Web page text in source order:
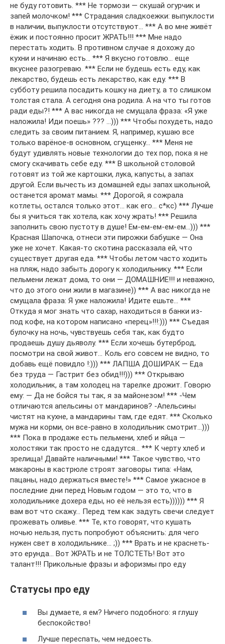
не буду готовить. *** Не тормози — скушай огурчик и
запей молочком! *** Страдания сладкоежки: выпуклости
в наличии, выпуклости отсутствуют… *** А во мне живёт
ёжик и постоянно просит ЖРАТЬ!!! *** Мне надо
перестать ходить. В противном случае я дохожу до
кухни и начинаю есть… *** Я вкусно готовлю… еще
вкуснее разогреваю. *** Если не будешь есть еду, как
лекарство, будешь есть лекарство, как еду. *** В
субботу решила посадить кошку на диету, а то слишком
толстая стала. А сегодня она родила. А на что ты готов
ради еды?! *** А вас никогда не смущала фраза: «Я уже
наложила! Иди поешь» ??? …))) *** Чтобы похудеть, надо
следить за своим питанием. Я, например, кушаю все
только варёное-в основном, сгущенку… *** Меня не
будут удивлять новые технологии до тех пор, пока я не
смогу скачивать себе еду. *** В школьной столовой
готовят из той же картошки, лука, капусты, а запах
другой. Если вычесть из домашней еды запах школьной,
останется аромат мамы. *** Дорогой, я сожрала
котлеты, остался только этот… как его… с*кс) *** Лучше
бы я учиться так хотела, как хочу жрать! *** Решила
заполнить свою пустоту в душе! Ем-ем-ем-ем-ем…))) ***
Красная Шапочка, отнеси эти пирожки бабушке — Она
уже не хочет. Какая-то скотина рассказала ей, что
существует другая еда. *** Чтобы летом часто ходить
на пляж, надо забыть дорогу к холодильнику. *** Если
пельмени лежат дома, то они — ДОМАШНИЕ!!! и неважно,
что до этого они жили в магазине)) *** А вас никогда не
смущала фраза: Я уже наложила! Идите ешьте… ***
Откуда я мог знать что сахар, находиться в банки из-
под кофе, на котором написано «перец»!!!:))) *** Съедая
булочку на ночь, чувствуешь себя так, как будто
продаешь душу дьяволу. *** Если хочешь бутерброд,
посмотри на свой живот… Коль его совсем не видно, то
добавь ещё повидло !:))) *** ЛАПША ДОШИРАК — Еда
без труда — Гастрит без обид!!!))) *** Открываю
холодильник, а там холодец на тарелке дрожит. Говорю
ему: — Да не бойся ты так, я за майонезом! *** -Чем
отличаются апельсины от мандаринов? -Апельсины
чистят на кухне, а мандарины там, где едят. *** Сколько
мужа ни корми, он все-равно в холодильник смотрит…)))
*** Пока в продаже есть пельмени, хлеб и яйца —
холостяки так просто не сдадутся… *** К черту хлеб и
зрелища! Давайте наличными! *** Такое чувство, что
макароны в кастрюле строят заговоры типа: «Нам,
пацаны, надо держаться вместе!» *** Самое ужасное в
последние дни перед Новым годом — это то, что в
холодильнике дохера еды, но её нельзя есть)))))) *** Я
вам вот что скажу… Перед тем как задуть свечи следует
прожевать оливье. *** Те, кто говорят, что кушать
ночью нельзя, пусть попробуют объяснить: для чего
нужен свет в холодильнике… ;)) *** Врать и не краснеть-
это ерунда… Вот ЖРАТЬ и не ТОЛСТЕТЬ! Вот это
талант!!! Прикольные фразы и афоризмы про еду
Статусы про еду
Вы думаете, я ем? Ничего подобного: я глушу
беспокойство!
Лучше переспать, чем недоесть.